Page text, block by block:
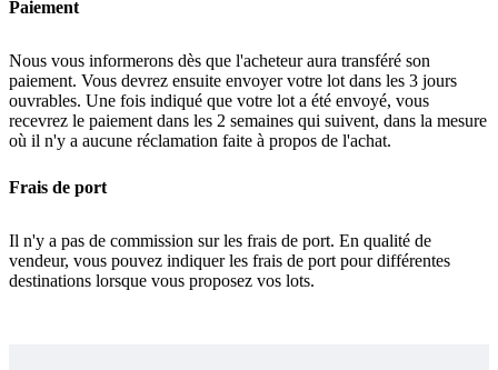
Paiement
Nous vous informerons dès que l'acheteur aura transféré son
paiement. Vous devrez ensuite envoyer votre lot dans les 3 jours
ouvrables. Une fois indiqué que votre lot a été envoyé, vous
recevrez le paiement dans les 2 semaines qui suivent, dans la mesure
où il n'y a aucune réclamation faite à propos de l'achat.
Frais de port
Il n'y a pas de commission sur les frais de port. En qualité de
vendeur, vous pouvez indiquer les frais de port pour différentes
destinations lorsque vous proposez vos lots.